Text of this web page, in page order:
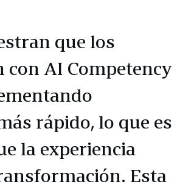
que los
con AI Competency
rápido, lo que es
la experiencia
Esta